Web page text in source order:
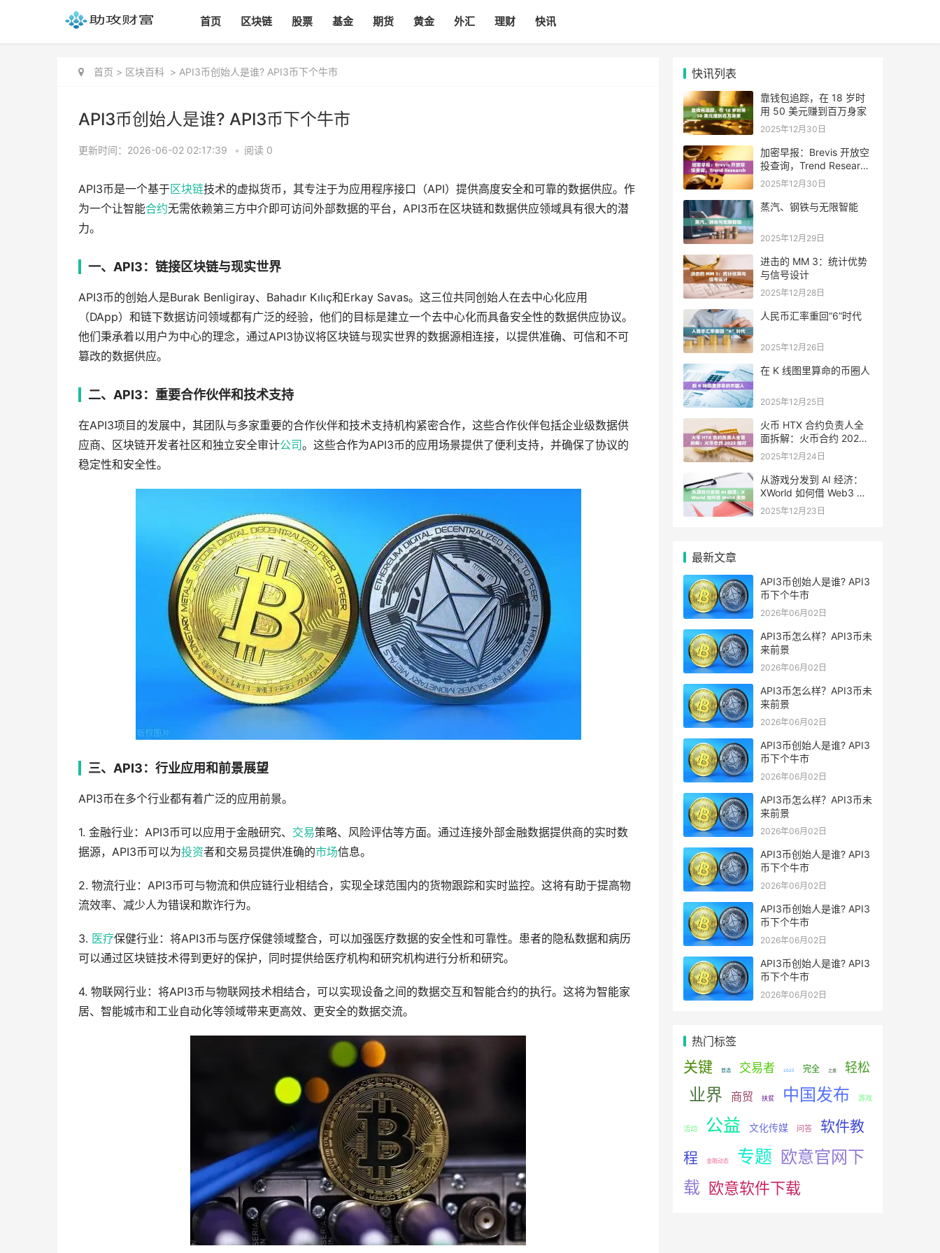
首页 区块链 股票 基金 期货 黄金 外汇 理财 快讯
首页 > 区块百科 > API3币创始人是谁? API3币下个牛市
API3币创始人是谁? API3币下个牛市
更新时间：2026-06-02 02:17:39 • 阅读 0
API3币是一个基于区块链技术的虚拟货币，其专注于为应用程序接口（API）提供高度安全和可靠的数据供应。作
为一个让智能合约无需依赖第三方中介即可访问外部数据的平台，API3币在区块链和数据供应领域具有很大的潜
力。
一、API3：链接区块链与现实世界
API3币的创始人是Burak Benligiray、Bahadır Kılıç和Erkay Savas。这三位共同创始人在去中心化应用
（DApp）和链下数据访问领域都有广泛的经验，他们的目标是建立一个去中心化而具备安全性的数据供应协议。
他们秉承着以用户为中心的理念，通过API3协议将区块链与现实世界的数据源相连接，以提供准确、可信和不可
篡改的数据供应。
二、API3：重要合作伙伴和技术支持
在API3项目的发展中，其团队与多家重要的合作伙伴和技术支持机构紧密合作，这些合作伙伴包括企业级数据供
应商、区块链开发者社区和独立安全审计公司。这些合作为API3币的应用场景提供了便利支持，并确保了协议的
稳定性和安全性。
三、API3：行业应用和前景展望
API3币在多个行业都有着广泛的应用前景。
1. 金融行业：API3币可以应用于金融研究、 交易策略、风险评估等方面。通过连接外部金融数据提供商的实时数
据源，API3币可以为投资者和交易员提供准确的市场信息。
2. 物流行业：API3币可与物流和供应链行业相结合，实现全球范围内的货物跟踪和实时监控。这将有助于提高物
流效率、减少人为错误和欺诈行为。
3. 医疗保健行业：将API3币与医疗保健领域整合，可以加强医疗数据的安全性和可靠性。患者的隐私数据和病历
可以通过区块链技术得到更好的保护，同时提供给医疗机构和研究机构进行分析和研究。
4. 物联网行业：将API3币与物联网技术相结合，可以实现设备之间的数据交互和智能合约的执行。这将为智能家
居、智能城市和工业自动化等领域带来更高效、更安全的数据交流。
快讯列表
靠钱包追踪，在 18 岁时
用 50 美元赚到百万身家
2025年12月30日
加密早报：Brevis 开放空
投查询，Trend Research
单日增持超 4.6 万枚 ETH
2025年12月30日
蒸汽、钢铁与无限智能
2025年12月29日
进击的 MM 3：统计优势
与信号设计
2025年12月28日
人民币汇率重回“6”时代
2025年12月26日
在 K 线图里算命的币圈人
2025年12月25日
火币 HTX 合约负责人全
面拆解：火币合约 2025
做对了什么，又将走向哪
2025年12月24日
从游戏分发到 AI 经济：
XWorld 如何借 Web3 激
励之力重写价值分配？
2025年12月23日
最新文章
API3币创始人是谁? API3
币下个牛市
2026年06月02日
API3币怎么样？API3币未
来前景
2026年06月02日
API3币怎么样？API3币未
来前景
2026年06月02日
API3币创始人是谁? API3
币下个牛市
2026年06月02日
API3币怎么样？API3币未
来前景
2026年06月02日
API3币创始人是谁? API3
币下个牛市
2026年06月02日
API3币创始人是谁? API3
币下个牛市
2026年06月02日
API3币创始人是谁? API3
币下个牛市
2026年06月02日
热门标签
关键 首选 交易者 2025 完全 之旅 轻松
业界 商贸 扶贫 中国发布 游戏
活动 公益 文化传媒 问答
软件教
程
金融动态 专题 欧意官网下
载 欧意软件下载